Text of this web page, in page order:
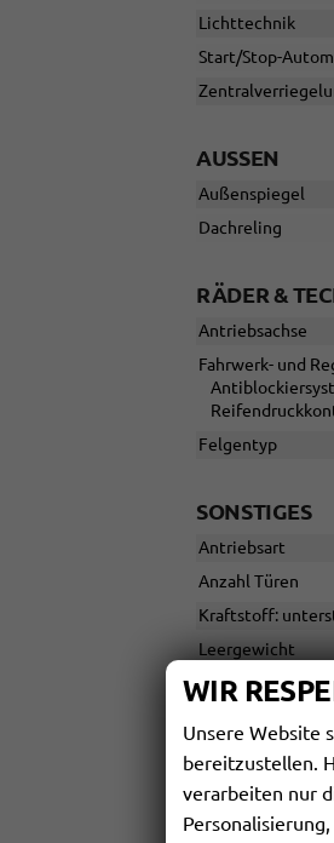
Lichttechnik
Start/Stop-
AUSSEN
Außenspiegel
Dachreling
RÄDER &
Antriebsachse
Fahrwerk- und
Felgentyp
SONSTIGES
Antriebsart
Anzahl Türen
Kraftstoff:
Leergewicht
Polsterung
WIR
Unsere Website
bereitzustellen.
verarbeiten nur